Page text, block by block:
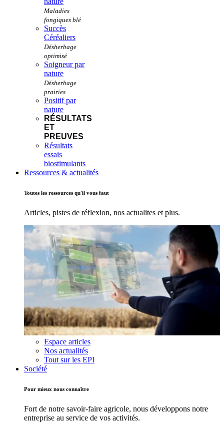
Succès
Céréaliers
Soigneur par
nature
Positif par
nature
RÉSULTATS
ET
PREUVES
Résultats
essais
biostimulants
Ressources & actualités
Toutes les ressources qu'il vous faut
Articles, pistes de réflexion, nos actualites et plus.
Espace articles
Nos actualités
Tout sur les EPI
Société
Pour mieux nous connaître
Fort de notre savoir-faire agricole, nous développons notre
entreprise au service de vos activités.